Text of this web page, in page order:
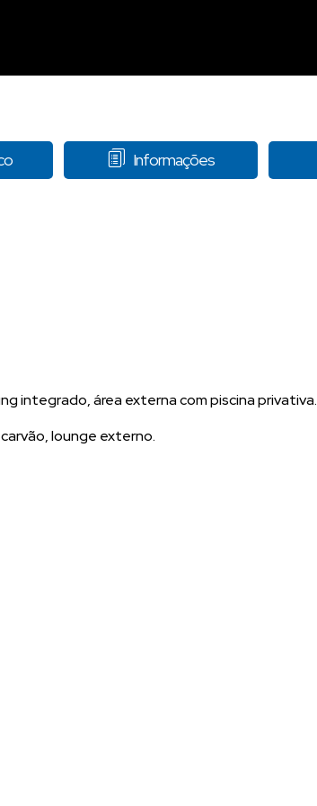
Informações
integrado, área externa com piscina privativa.
lounge externo.